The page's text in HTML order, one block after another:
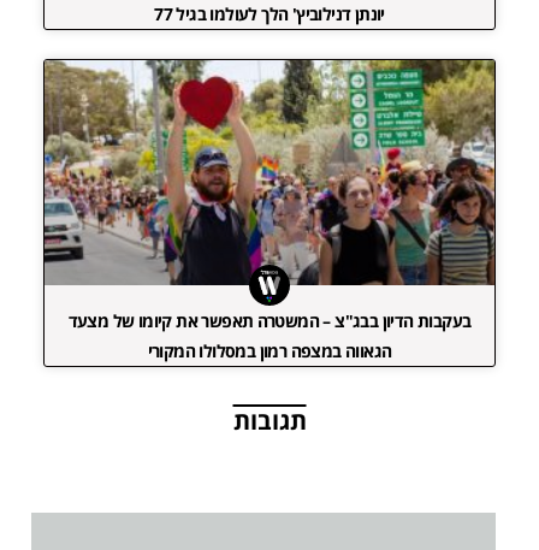
יונתן דנילוביץ' הלך לעולמו בגיל 77
בעקבות הדיון בבג"צ – המשטרה תאפשר את קיומו של מצעד
הגאווה במצפה רמון במסלולו המקורי
תגובות